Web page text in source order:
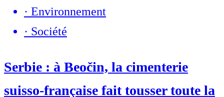
· Environnement
· Société
Serbie : à Beočin, la cimenterie
suisso-française fait tousser toute la